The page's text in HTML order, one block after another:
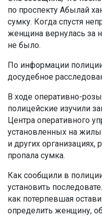
по проспекту Абылай
сумку. Когда спустя
женщина вернулась за
не было.
По информации
досудебное
В ходе оперативно-
полицейские изучили
Центра оперативного
установленных на
и других
пропала сумка.
Как сообщили в
установить
как потерпевшая
определить женщину,